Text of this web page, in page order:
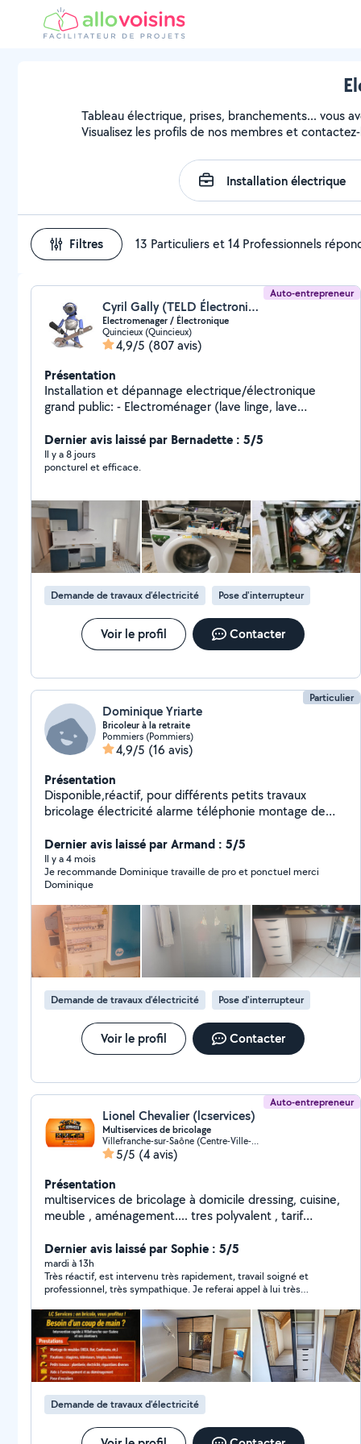
Tableau électrique, prises, branchements... vous
Visualisez les profils de nos membres et
Filtres 13 Particuliers et 14 Professionnels
Auto-entrepreneur
Cyril Gally (TELD Électronique)
Electromenager / Électronique
Quincieux (Quincieux)
4,9/5 (807 avis)
Présentation
Installation et dépannage electrique/électronique
grand public: - Electroménager (lave linge, lave
Automatisme (portail, store,..) - Domotique -
installation/rénovation électrique Travaillant dans le
domaine de la conception électronique, l'électricité
prédilection. Et je répare les moteurs de stores
électrique (SOMFY, BUBENDORFF,..)
Dernier avis laissé par Bernadette : 5/5
Il y a 8 jours
poncturel et efficace.
Demande de travaux d’électricité Pose d'interrupteur
Voir le profil Contacter
Particulier
Dominique Yriarte
Bricoleur à la retraite
Pommiers (Pommiers)
4,9/5 (16 avis)
Présentation
Disponible,réactif, pour différents petits travaux
bricolage électricité alarme téléphonie montage de
Dernier avis laissé par Armand : 5/5
Il y a 4 mois
Je recommande Dominique travaille de pro et ponctuel merci
Dominique
Demande de travaux d’électricité Pose d'interrupteur
Voir le profil Contacter
Auto-entrepreneur
Lionel Chevalier (lcservices)
Multiservices de bricolage
Villefranche-sur-Saône (Centre-Ville-Nord)
5/5 (4 avis)
Présentation
multiservices de bricolage à domicile dressing, cuisine,
meuble , aménagement.... tres polyvalent , tarif
demandes de renseignements
Dernier avis laissé par Sophie : 5/5
mardi à 13h
Très réactif, est intervenu très rapidement, travail soigné et
professionnel, très sympathique. Je referai appel à lui très
Demande de travaux d’électricité